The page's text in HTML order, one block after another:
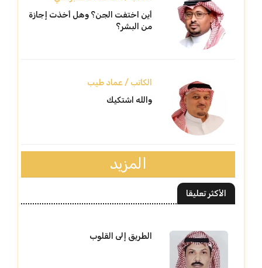
أين اختفت الجن؟ وهل أخذت إجازة
من البشر؟
الكاتب / عماد طيب
والله اشتكيك
المزيد
الأكثر تعليقا
الطريق إلى القلوب